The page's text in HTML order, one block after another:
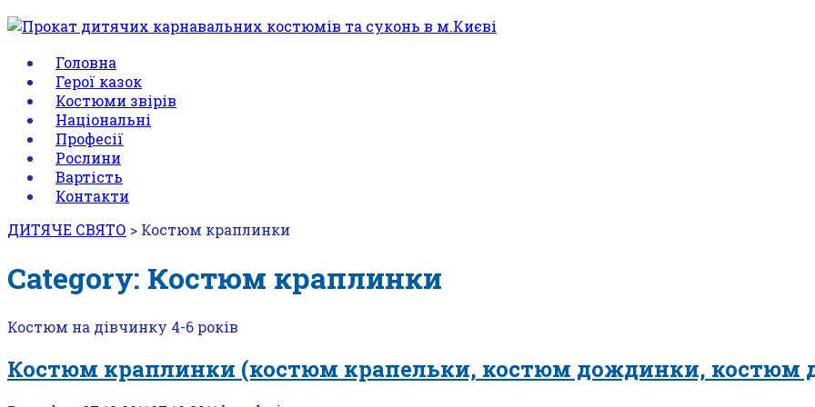
Головна
Герої казок
Костюми звірів
Національні
Професії
Рослини
Вартість
Контакти
ДИТЯЧЕ СВЯТО > Костюм краплинки
Category: Костюм краплинки
Костюм на дівчинку 4-6 років
Костюм краплинки (костюм крапельки, костюм дождинки, костюм